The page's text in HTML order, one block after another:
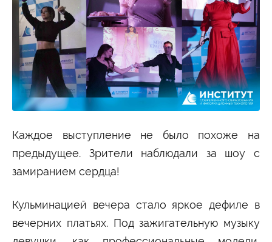
Каждое выступление не было похоже на
предыдущее. Зрители наблюдали за шоу с
замиранием сердца!
Кульминацией вечера стало яркое дефиле в
вечерних платьях. Под зажигательную музыку